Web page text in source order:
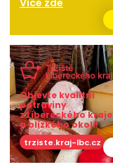
Více zde
Objevte kvalitní
potraviny
z Libereckého kraje
a blízkého okolí!
trziste.kraj-lbc.cz